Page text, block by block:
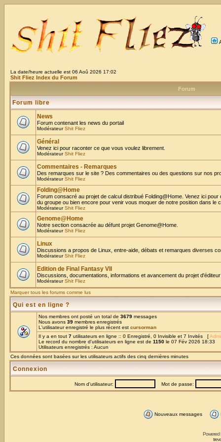
La date/heure actuelle est 06 Aoû 2026 17:02
Shit Fliez Index du Forum
Forum
Forum libre
News
Forum contenant les news du portail
ModérateurShit Fliez
Général
Venez ici pour raconter ce que vous voulez librement.
ModérateurShit Fliez
Commentaires - Remarques
Des remarques sur le site ? Des commentaires ou des questions sur nos
ModérateurShit Fliez
Folding@Home
Forum consacré au projet de calcul distribué Folding@Home. Venez ici
du groupe ou bien encore pour venir vous moquer de notre position dans le
ModérateurShit Fliez
Genome@Home
Notre section consacrée au défunt projet Genome@Home.
ModérateurShit Fliez
Linux
Discussions a propos de Linux, entre-aide, débats et remarques diverses
ModérateurShit Fliez
Edition de Final Fantasy VII
Discussions, documentations, informations et avancement du projet
ModérateurShit Fliez
Marquer tous les forums comme lus
Qui est en ligne ?
Nos membres ont posté un total de 3679 messages
Nous avons 39 membres enregistrés
L'utilisateur enregistré le plus récent est cursorman
Il y a en tout 7 utilisateurs en ligne :: 0 Enregistré, 0 Invisible et 7 Invités [
Le record du nombre d'utilisateurs en ligne est de 1150 le 07 Fév 2026 18:33
Utilisateurs enregistrés : Aucun
Ces données sont basées sur les utilisateurs actifs des cinq dernières minutes
Connexion
Nom d'utilisateur: Mot de passe:
Nouveaux messages
Powered